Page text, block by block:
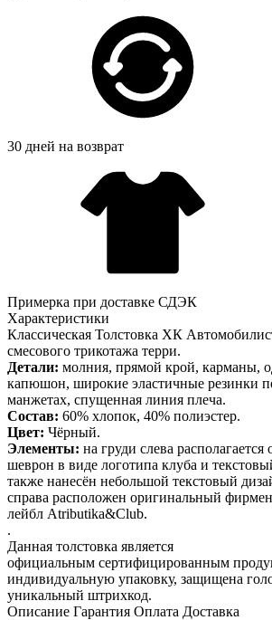
30 дней на возврат
Примерка при доставке СДЭК
Характеристики
Классическая Толстовка ХК
смесового трикотажа терри.
Детали: молния, прямой крой, карманы,
капюшон, широкие эластичные резинки
манжетах, спущенная линия плеча.
Состав: 60% хлопок, 40% полиэстер.
Цвет: Чёрный.
Элементы: на груди слева
шеврон в виде логотипа клуба и
также нанесён небольшой текстовый
справа расположен оригинальный
лейбл Atributika&Club.
.
Данная толстовка является
официальным сертифицированным
индивидуальную упаковку, защищена
уникальный штрихкод.
Описание Гарантия Оплата Доставка